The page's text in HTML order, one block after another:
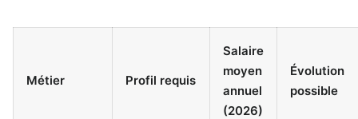
Métier Profil requis
Salaire
moyen
annuel
(2026)
Évolution
possible